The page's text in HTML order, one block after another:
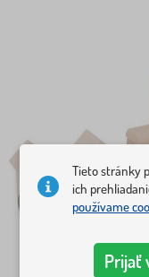
Tieto stránky
ich
používame
Prijať